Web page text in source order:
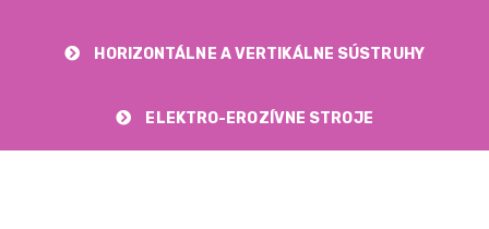
HORIZONTÁLNE A VERTIKÁLNE SÚSTRUHY
ELEKTRO-EROZÍVNE STROJE